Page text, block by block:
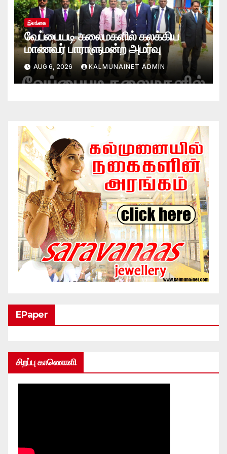
இலங்கை
வேப்பையடி கலைமகளில் கலக்கிய
மாணவர் பாராளுமன்ற அமர்வு
AUG 6, 2026 KALMUNAINET ADMIN
EPaper
சிறப்பு காணொளி